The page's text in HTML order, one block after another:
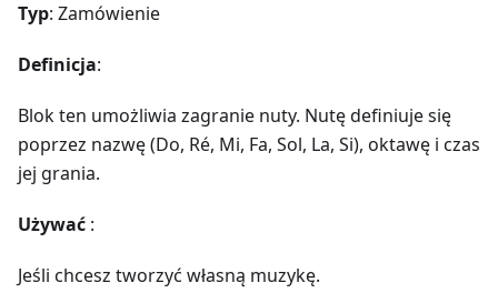
Typ: Zamówienie
Definicja:
Blok ten umożliwia zagranie nuty. Nutę definiuje się
poprzez nazwę (Do, Ré, Mi, Fa, Sol, La, Si), oktawę i czas
jej grania.
Używać :
Jeśli chcesz tworzyć własną muzykę.